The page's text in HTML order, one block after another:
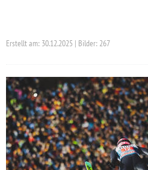
Erstellt am: 30.12.2025 | Bilder: 267